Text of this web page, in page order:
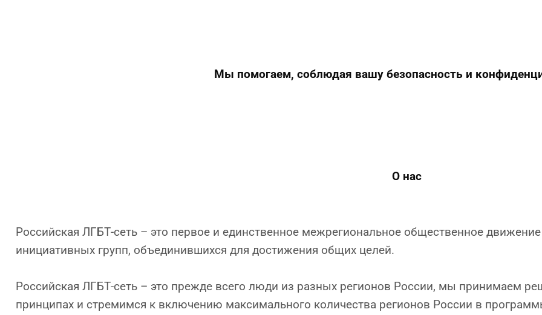
Мы помогаем, соблюдая вашу безопасность и
О нас
Российская ЛГБТ-сеть – это первое и единственное межрегиональное общественное
инициативных групп, объединившихся для достижения общих целей.
Российская ЛГБТ-сеть – это прежде всего люди из разных регионов России, мы принимаем
принципах и стремимся к включению максимального количества регионов России в